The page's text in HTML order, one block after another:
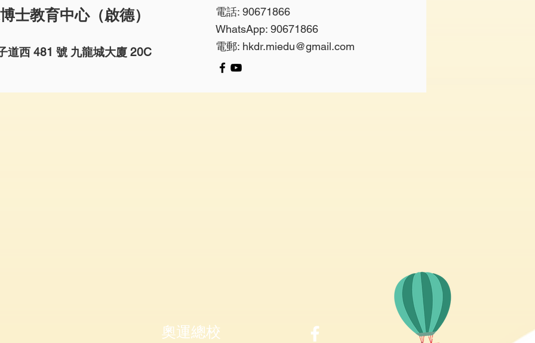
士教育中心（啟德）
道西 481 號 九龍城大廈 20C
電話: 90671866
WhatsApp: 90671866
電郵: hkdr.miedu@gmail.com
奧運總校